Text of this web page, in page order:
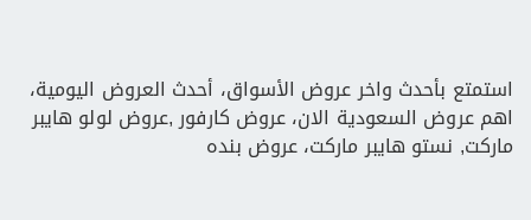
استمتع بأحدث واخر عروض الأسواق، أحدث العروض اليومية،
اهم عروض السعودية الان، عروض كارفور ,عروض لولو هايبر
ماركت, نستو هايبر ماركت، عروض بنده